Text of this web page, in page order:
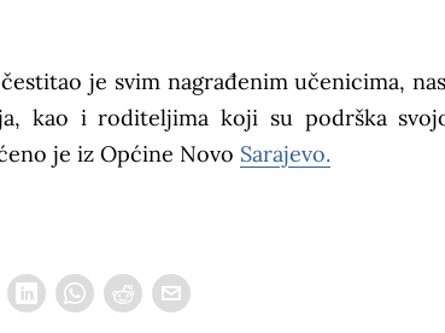
je svim nagrađenim učenicima,
kao i roditeljima koji su podrška
je iz Općine Novo Sarajevo.